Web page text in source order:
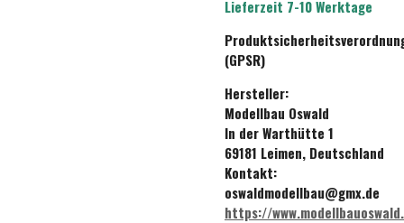
Lieferzeit 7-10 Werktage
(GPSR)
Hersteller:
Modellbau Oswald
In der Warthütte 1
69181 Leimen, Deutschland
Kontakt:
oswaldmodellbau@gmx.de
https://